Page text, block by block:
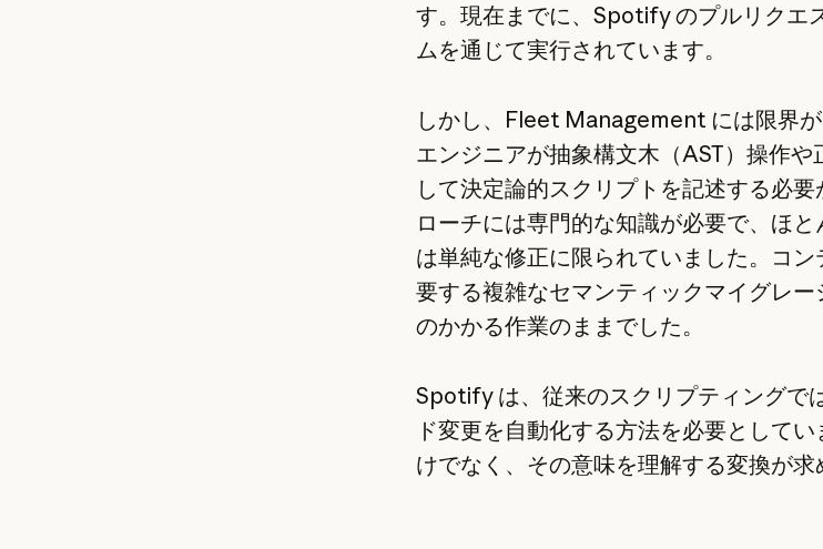
す。現在までに、Spotify のプルリクエ
ムを通じて実行されています。
しかし、Fleet Management には限界
エンジニアが抽象構文木（AST）操作や
して決定論的スクリプトを記述する必
ローチには専門的な知識が必要で、ほ
は単純な修正に限られていました。コ
要する複雑なセマンティックマイグレ
のかかる作業のままでした。
Spotify は、従来のスクリプティングで
ド変更を自動化する方法を必要として
けでなく、その意味を理解する変換が求